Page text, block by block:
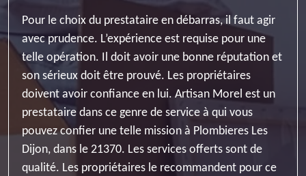
Pour le choix du prestataire en débarras, il faut agir
avec prudence. L’expérience est requise pour une
telle opération. Il doit avoir une bonne réputation et
son sérieux doit être prouvé. Les propriétaires
doivent avoir confiance en lui. Artisan Morel est un
prestataire dans ce genre de service à qui vous
pouvez confier une telle mission à Plombieres Les
Dijon, dans le 21370. Les services offerts sont de
qualité. Les propriétaires le recommandent pour ce